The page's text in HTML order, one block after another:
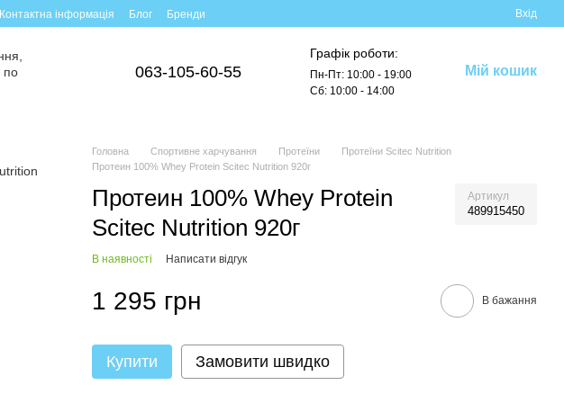
Контактна інформація Блог Бренди Вхід
063-105-60-55
Графік роботи:
Пн-Пт: 10:00 - 19:00
Сб: 10:00 - 14:00
Мій кошик
Головна Спортивне харчування Протеїни
Протеїни Scitec Nutrition
Протеин 100% Whey Protein Scitec Nutrition 920г
Протеин 100% Whey Protein
Scitec Nutrition 920г
Артикул
489915450
В наявності Написати відгук
1 295 грн В бажання
Купити Замовити швидко